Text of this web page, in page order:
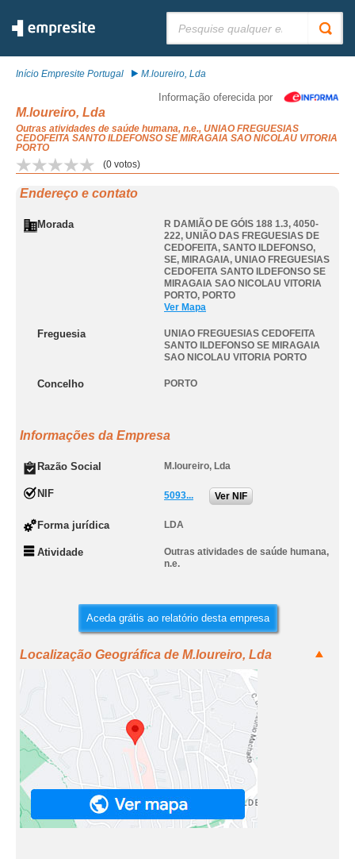
Início Empresite Portugal M.loureiro, Lda
Informação oferecida por
M.loureiro, Lda
Outras atividades de saúde humana, n.e., UNIAO FREGUESIAS
CEDOFEITA SANTO ILDEFONSO SE MIRAGAIA SAO NICOLAU VITORIA
PORTO
(0 votos)
Endereço e contato
Morada
R DAMIÃO DE GÓIS 188 1.3, 4050-
222, UNIÃO DAS FREGUESIAS DE
CEDOFEITA, SANTO ILDEFONSO,
SE, MIRAGAIA, UNIAO FREGUESIAS
CEDOFEITA SANTO ILDEFONSO SE
MIRAGAIA SAO NICOLAU VITORIA
PORTO, PORTO
Ver Mapa
Freguesia
UNIAO FREGUESIAS CEDOFEITA
SANTO ILDEFONSO SE MIRAGAIA
SAO NICOLAU VITORIA PORTO
Concelho PORTO
Informações da Empresa
Razão Social M.loureiro, Lda
NIF 5093... Ver NIF
Forma jurídica LDA
Atividade
Outras atividades de saúde humana,
n.e.
Aceda grátis ao relatório desta empresa
Localização Geográfica de M.loureiro, Lda